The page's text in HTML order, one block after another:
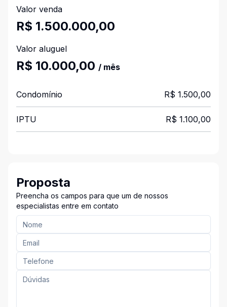
Valor venda
R$ 1.500.000,00
Valor aluguel
R$ 10.000,00 / mês
Condomínio R$ 1.500,00
IPTU R$ 1.100,00
Proposta
Preencha os campos para que um de nossos
especialistas entre em contato